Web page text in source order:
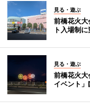
見る・遊ぶ
前橋花火
ト入場制
見る・遊ぶ
前橋花火
イベント